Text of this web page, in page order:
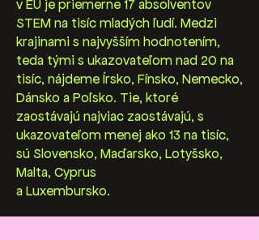
v EU je priemerne 17 absolventov
STEM na tisíc mladých ľudí. Medzi
krajinami s najvyšším hodnotením,
teda tými s ukazovateľom nad 20 na
tisíc, nájdeme Írsko, Fínsko, Nemecko,
Dánsko a Poľsko. Tie, ktoré
zaostávajú najviac zaostávajú, s
ukazovateľom menej ako 13 na tisíc,
sú Slovensko, Maďarsko, Lotyšsko,
Malta, Cyprus
a Luxembursko.